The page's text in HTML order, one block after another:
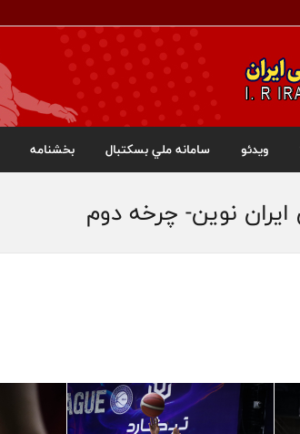
ویدئو سامانه ملي بسکتبال بخشنامه
نوین- چرخه دوم